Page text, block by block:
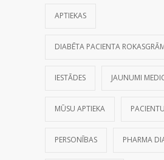
APTIEKAS
DIABĒTA PACIENTA
IESTĀDES JAUNUMI
MŪSU APTIEKA
PERSONĪBAS PHARMA